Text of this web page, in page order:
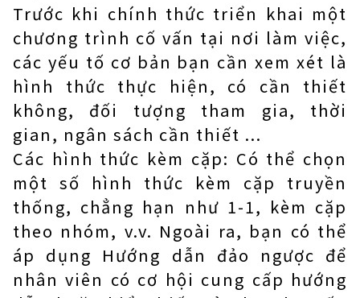
Trước khi chính thức triển khai một
chương trình cố vấn tại nơi làm việc,
các yếu tố cơ bản bạn cần xem xét là
hình thức thực hiện, có cần thiết
không, đối tượng tham gia, thời
gian, ngân sách cần thiết ...
Các hình thức kèm cặp: Có thể chọn
một số hình thức kèm cặp truyền
thống, chẳng hạn như 1-1, kèm cặp
theo nhóm, v.v. Ngoài ra, bạn có thể
áp dụng Hướng dẫn đảo ngược để
nhân viên có cơ hội cung cấp hướng